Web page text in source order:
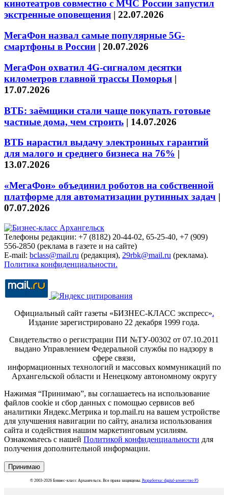
кинотеатров совместно с МЧС России запустил
экстренные оповещения | 22.07.2026
МегаФон назвал самые популярные 5G-
смартфоны в России | 20.07.2026
МегаФон охватил 4G-сигналом десятки
километров главной трассы Поморья |
17.07.2026
ВТБ: заёмщики стали чаще покупать готовые
частные дома, чем строить | 14.07.2026
ВТБ нарастил выдачу электронных гарантий
для малого и среднего бизнеса на 76% |
13.07.2026
«МегаФон» объединил роботов на собственной
платформе для автоматизации рутинных задач |
07.07.2026
Телефоны редакции: +7 (8182) 20-44-02, 65-25-40, +7 (909)
556-2850 (реклама в газете и на сайте)
E-mail: bclass@mail.ru (редакция), 29rbk@mail.ru (реклама).
Политика конфиденциальности.
Официальный сайт газеты «БИЗНЕС-КЛАСС экспресс».
Издание зарегистрировано 22 декабря 1999 года.
Свидетельство о регистрации ПИ №ТУ-00302 от 07.10.2011
выдано Управлением Федеральной службы по надзору в
сфере связи,
информационных технологий и массовых коммуникаций по
Архангельской области и Ненецкому автономному округу
Нажимая “Принимаю”, вы соглашаетесь на использование
файлов cookie и сбор данных с помощью сервисов веб
аналитики Яндекс.Метрика и top.mail.ru на вашем устройстве
для улучшения навигации по сайту, анализа использования
сайта и содействия нашим маркетинговым усилиям.
Ознакомьтесь с нашей Политикой конфиденциальности для
получения дополнительной информации.
Принимаю
© 2003-2026 Бизнес-класс Архангельск. Все права защищены. Разработка: digital-агентство F5